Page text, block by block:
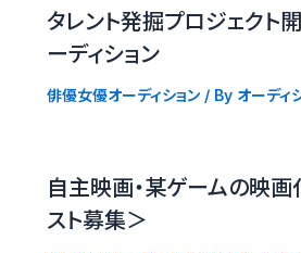
タレント発掘プロジェクト
ーディション
俳優女優オーディション/ By オーディ
自主映画・某ゲームの映画
スト募集＞